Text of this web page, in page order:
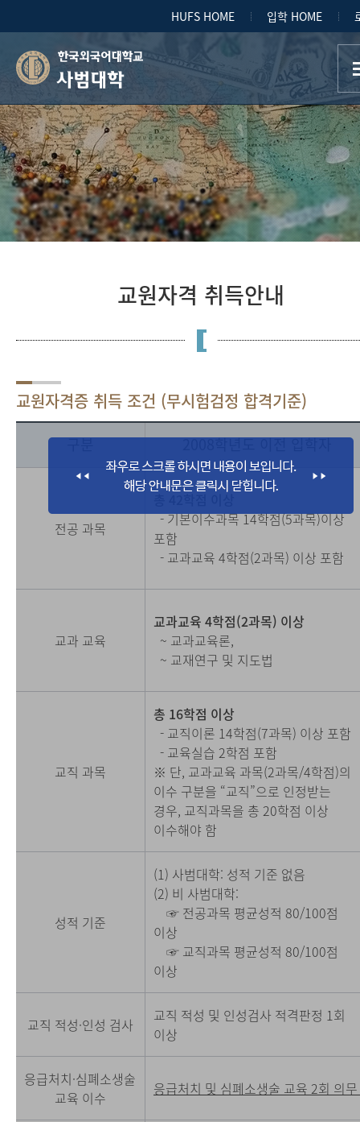
HUFS HOME 입학 HOME
사범대학
교원자격 취득안내
교원자격증 취득 조건 (무시험검정 합격기준)
구분 2008학년도 이전 입학자
전공 과목
- 기본이수과목 14학점(5과목)이상
포함
- 교과교육 4학점(2과목) 이상 포함
교과 교육
교과교육 4학점(2과목) 이상
~ 교과교육론,
~ 교재연구 및 지도법
교직 과목
총 16학점 이상
- 교직이론 14학점(7과목) 이상 포함
- 교육실습 2학점 포함
※ 단, 교과교육 과목(2과목/4학점)의
이수 구분을 “교직”으로 인정받는
경우, 교직과목을 총 20학점 이상
이수해야 함
성적 기준
(1) 사범대학: 성적 기준 없음
(2) 비 사범대학:
☞ 전공과목 평균성적 80/100점
이상
☞ 교직과목 평균성적 80/100점
이상
교직 적성·인성 검사
교직 적성 및 인성검사 적격판정 1회
이상
응급처치·심폐소생술
교육 이수
응급처치 및 심폐소생술 교육 2회 의